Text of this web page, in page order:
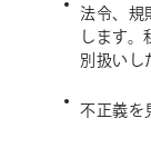
法令、規
します。
別扱いし
不正義を